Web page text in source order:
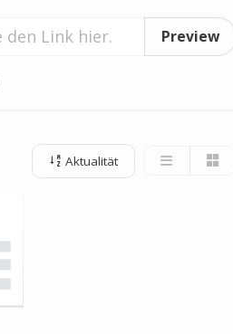
Preview
Aktualität